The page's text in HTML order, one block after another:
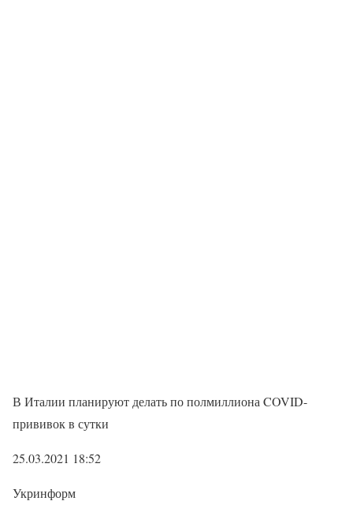
В Италии планируют делать по полмиллиона COVID-
прививок в сутки
25.03.2021 18:52
Укринформ